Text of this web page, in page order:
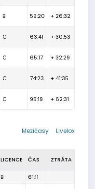
B 59:20 + 26:32
C 63:41 + 30:53
C 65:17 + 32:29
C 74:23 + 41:35
C 95:19 + 62:31
Livelox
Mezičasy
LICENCE ČAS ZTRÁTA
B
61:11